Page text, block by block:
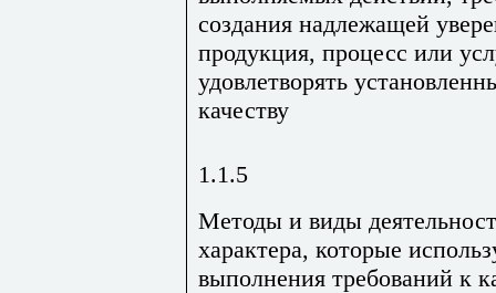
создания надлежащей
продукция, процесс или
удовлетворять
качеству
1.1.5
Методы и виды
характера, которые
выполнения требований к